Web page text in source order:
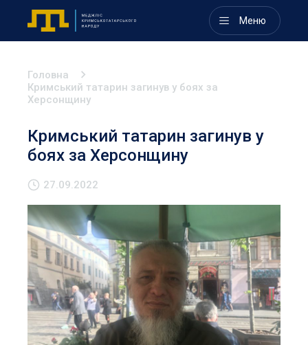
Меню
Головна
Кримський татарин загинув у боях за
Херсонщину
Кримський татарин загинув у
боях за Херсонщину
27.09.2022